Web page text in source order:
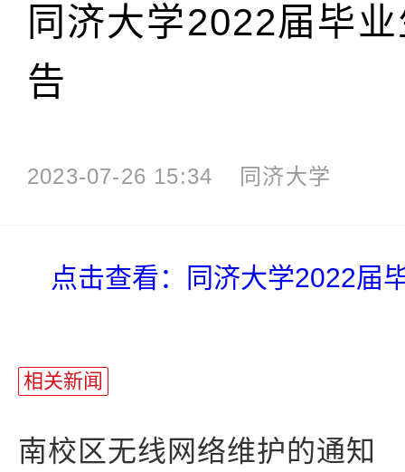
同济大学2022届毕
告
2023-07-26 15:34 同济大学
点击查看：同济大学2022届
相关新闻
南校区无线网络维护的通知